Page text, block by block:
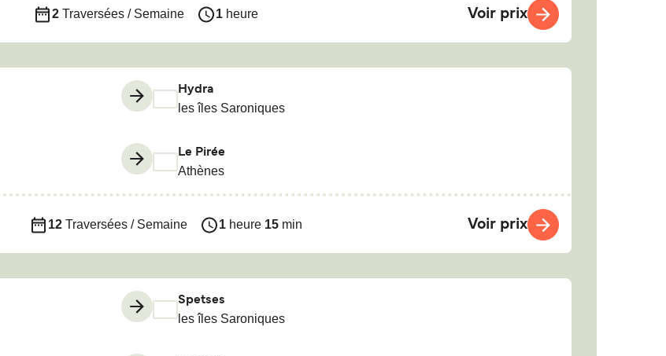
2Traversées / Semaine 1heure Voir prix
Hydra
les îles Saroniques
Le Pirée
Athènes
12 Traversées / Semaine 1 heure 15 min Voir prix
Spetses
les îles Saroniques